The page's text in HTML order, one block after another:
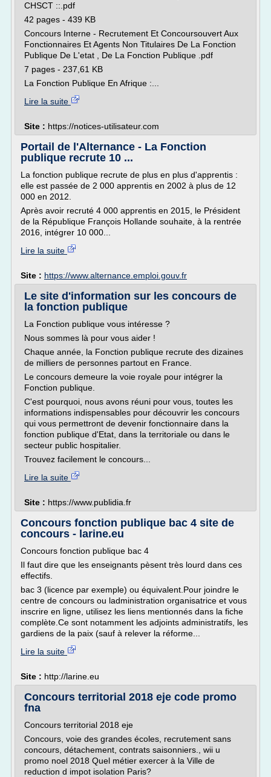
CHSCT ::.pdf
42 pages - 439 KB
Concours Interne - Recrutement Et Concoursouvert Aux
Fonctionnaires Et Agents Non Titulaires De La Fonction
Publique De L'etat , De La Fonction Publique .pdf
7 pages - 237,61 KB
La Fonction Publique En Afrique :...
Lire la suite
Site : https://notices-utilisateur.com
Portail de l'Alternance - La Fonction
publique recrute 10 ...
La fonction publique recrute de plus en plus d'apprentis :
elle est passée de 2 000 apprentis en 2002 à plus de 12
000 en 2012.
Après avoir recruté 4 000 apprentis en 2015, le Président
de la République François Hollande souhaite, à la rentrée
2016, intégrer 10 000...
Lire la suite
Site : https://www.alternance.emploi.gouv.fr
Le site d'information sur les concours de
la fonction publique
La Fonction publique vous intéresse ?
Nous sommes là pour vous aider !
Chaque année, la Fonction publique recrute des dizaines
de milliers de personnes partout en France.
Le concours demeure la voie royale pour intégrer la
Fonction publique.
C'est pourquoi, nous avons réuni pour vous, toutes les
informations indispensables pour découvrir les concours
qui vous permettront de devenir fonctionnaire dans la
fonction publique d'Etat, dans la territoriale ou dans le
secteur public hospitalier.
Trouvez facilement le concours...
Lire la suite
Site : https://www.publidia.fr
Concours fonction publique bac 4 site de
concours - larine.eu
Concours fonction publique bac 4
Il faut dire que les enseignants pèsent très lourd dans ces
effectifs.
bac 3 (licence par exemple) ou équivalent.Pour joindre le
centre de concours ou ladministration organisatrice et vous
inscrire en ligne, utilisez les liens mentionnés dans la fiche
complète.Ce sont notamment les adjoints administratifs, les
gardiens de la paix (sauf à relever la réforme...
Lire la suite
Site : http://larine.eu
Concours territorial 2018 eje code promo
fna
Concours territorial 2018 eje
Concours, voie des grandes écoles, recrutement sans
concours, détachement, contrats saisonniers., wii u
promo noel 2018 Quel métier exercer à la Ville de
reduction d impot isolation Paris?